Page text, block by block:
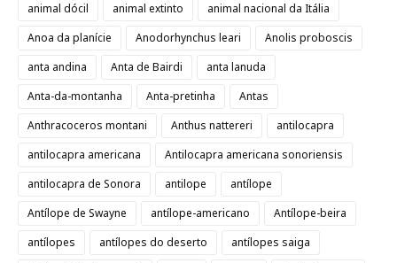
animal dócil
animal extinto
animal nacional da Itália
Anoa da planície
Anodorhynchus leari
Anolis proboscis
anta andina
Anta de Bairdi
anta lanuda
Anta-da-montanha
Anta-pretinha
Antas
Anthracoceros montani
Anthus nattereri
antilocapra
antilocapra americana
Antilocapra americana sonoriensis
antilocapra de Sonora
antilope
antílope
Antílope de Swayne
antílope-americano
Antílope-beira
antílopes
antílopes do deserto
antílopes saiga